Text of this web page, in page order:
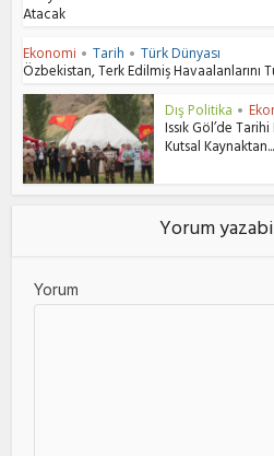
Atacak
Ekonomi • Tarih • Türk Dünyası
Özbekistan, Terk Edilmiş Havaalanlarını
Dış Politika •
Issık Göl’de
Kutsal Kaynaktan...
Yorum
Yorum